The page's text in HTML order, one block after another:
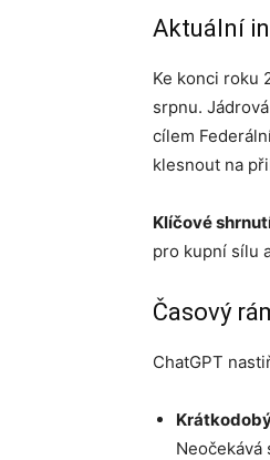
Aktuální
Ke konci roku
srpnu.
cílem
klesnout na
Klíčové
pro kupní sílu
Časový
ChatGPT
Neočekává